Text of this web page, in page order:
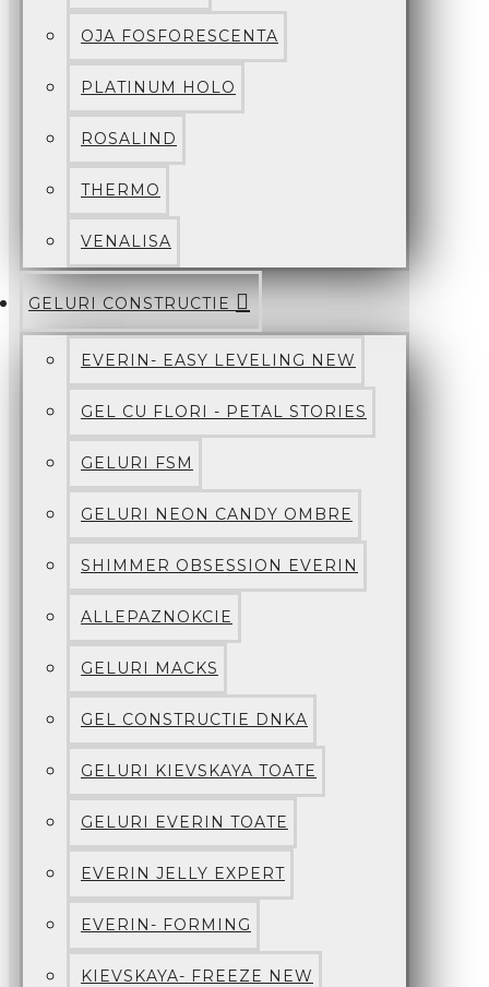
OJA FOSFORESCENTA
PLATINUM HOLO
ROSALIND
THERMO
VENALISA
GELURI CONSTRUCTIE
EVERIN- EASY LEVELING NEW
GEL CU FLORI - PETAL STORIES
GELURI FSM
GELURI NEON CANDY OMBRE
SHIMMER OBSESSION EVERIN
ALLEPAZNOKCIE
GELURI MACKS
GEL CONSTRUCTIE DNKA
GELURI KIEVSKAYA TOATE
GELURI EVERIN TOATE
EVERIN JELLY EXPERT
EVERIN- FORMING
KIEVSKAYA- FREEZE NEW